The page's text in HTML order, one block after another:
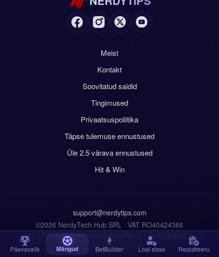
Päevavalik Mängud BetBuilder Logi sisse Registreeru
Meist
Kontakt
Soovitatud saidid
Tingimused
Privaatsuspoliitika
Täpse tulemuse ennustused
Üle 2.5 värava ennustused
Hit & Win
18+ • Palun panusta vastutustundlikult • GambleAware•
NCPGambling.org
support@nerdytips.com
©2026 NerdyTech Hub SRL · VAT RO40424366